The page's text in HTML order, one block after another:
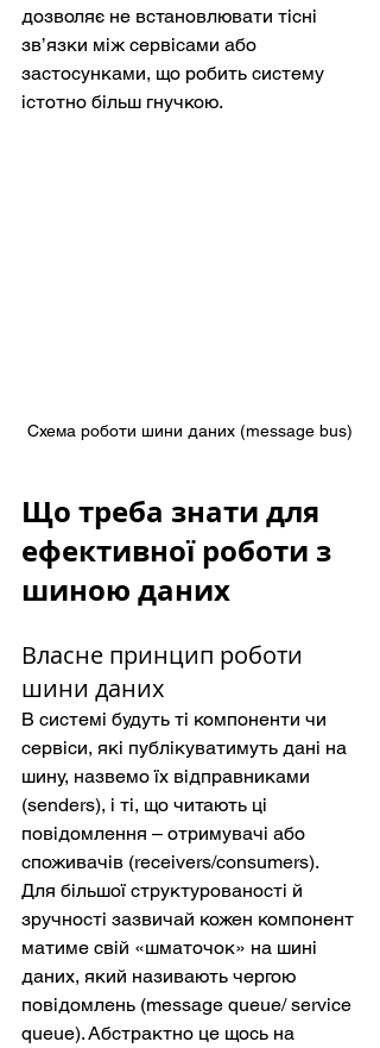
дозволяє не встановлювати тісні
зв’язки між сервісами або
застосунками, що робить систему
істотно більш гнучкою.
Схема роботи шини даних (message bus)
Що треба знати для
ефективної роботи з
шиною даних
Власне принцип роботи
шини даних
В системі будуть ті компоненти чи
сервіси, які публікуватимуть дані на
шину, назвемо їх відправниками
(senders), і ті, що читають ці
повідомлення – отримувачі або
споживачів (receivers/consumers).
Для більшої структурованості й
зручності зазвичай кожен компонент
матиме свій «шматочок» на шині
даних, який називають чергою
повідомлень (message queue/ service
queue). Абстрактно це щось на